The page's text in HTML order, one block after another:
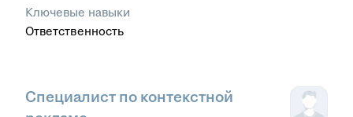
Ключевые навыки
Ответственность
Специалист по контекстной